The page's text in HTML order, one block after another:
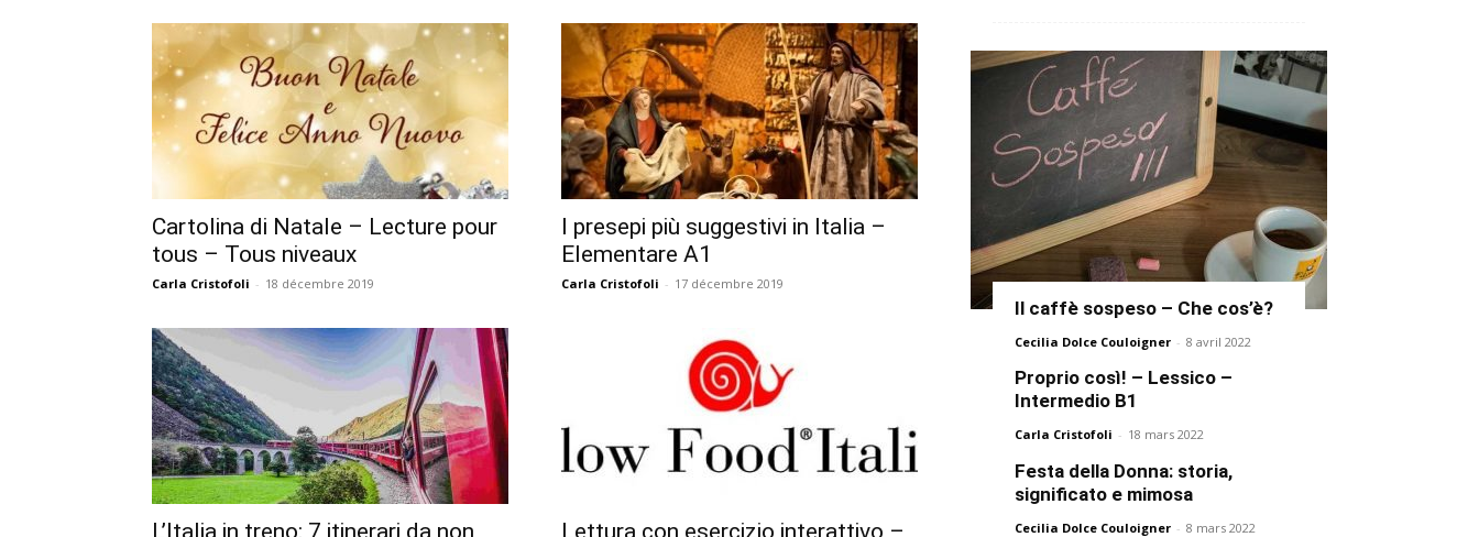
Cartolina di Natale – Lecture pour
tous – Tous niveaux
Carla Cristofoli - 18 décembre 2019
I presepi più suggestivi in Italia –
Elementare A1
Carla Cristofoli - 17 décembre 2019
L’Italia in treno: 7 itinerari da non
Lettura con esercizio interattivo –
Il caffè sospeso – Che cos’è?
Cecilia Dolce Couloigner - 8 avril 2022
Proprio così! – Lessico –
Intermedio B1
Carla Cristofoli - 18 mars 2022
Festa della Donna: storia,
significato e mimosa
Cecilia Dolce Couloigner - 8 mars 2022